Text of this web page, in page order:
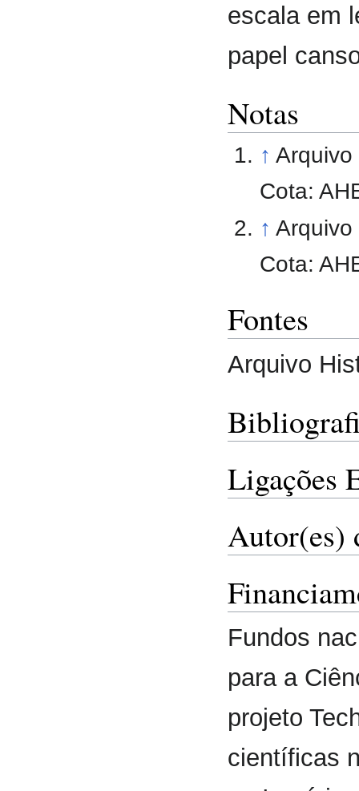
escala em
papel
Notas
↑ Arquivo
Cota:
↑ Arquivo
Cota:
Fontes
Arquivo
Ligações
Autor(es)
Fundos
para a
projeto
científicas